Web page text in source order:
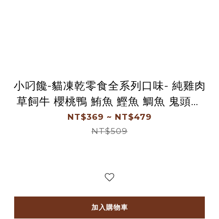
小叼饞-貓凍乾零食全系列口味- 純雞肉
草飼牛 櫻桃鴨 鮪魚 鰹魚 鯛魚 鬼頭刀
柳葉魚 -罐裝
NT$369 ~ NT$479
NT$509
加入購物車